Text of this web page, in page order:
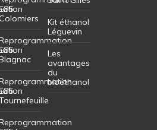
Colomiers
Kit éthanol
Léguevin
Les
avantages
du
bioéthanol